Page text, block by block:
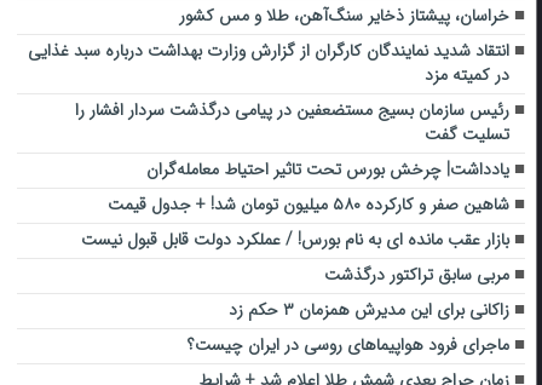
خراسان، پیشتاز ذخایر سنگ‌آهن، طلا و مس کشور
انتقاد شدید نمایندگان کارگران از گزارش وزارت بهداشت درباره سبد غذایی
در کمیته مزد
رئیس سازمان بسیج مستضعفین در پیامی درگذشت سردار افشار را
تسلیت گفت
یادداشت| چرخش بورس تحت تاثیر احتیاط معامله‌گران
شاهین صفر و کارکرده ۵۸۰ میلیون تومان شد! + جدول قیمت
بازار عقب مانده ای به نام بورس! / عملکرد دولت قابل قبول نیست
مربی سابق تراکتور درگذشت
زاکانی برای این مدیرش همزمان ۳ حکم زد
ماجرای فرود هواپیماهای روسی در ایران چیست؟